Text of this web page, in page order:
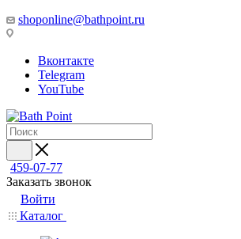
shoponline@bathpoint.ru
Вконтакте
Telegram
YouTube
459-07-77
Заказать звонок
Войти
Каталог